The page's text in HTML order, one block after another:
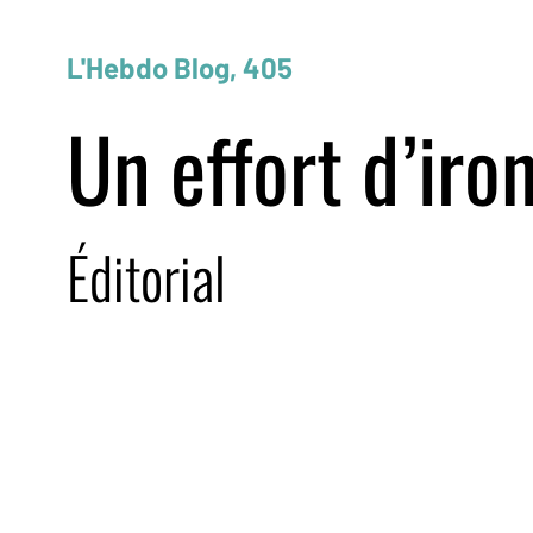
L'Hebdo Blog, 405
Un effort
Éditorial